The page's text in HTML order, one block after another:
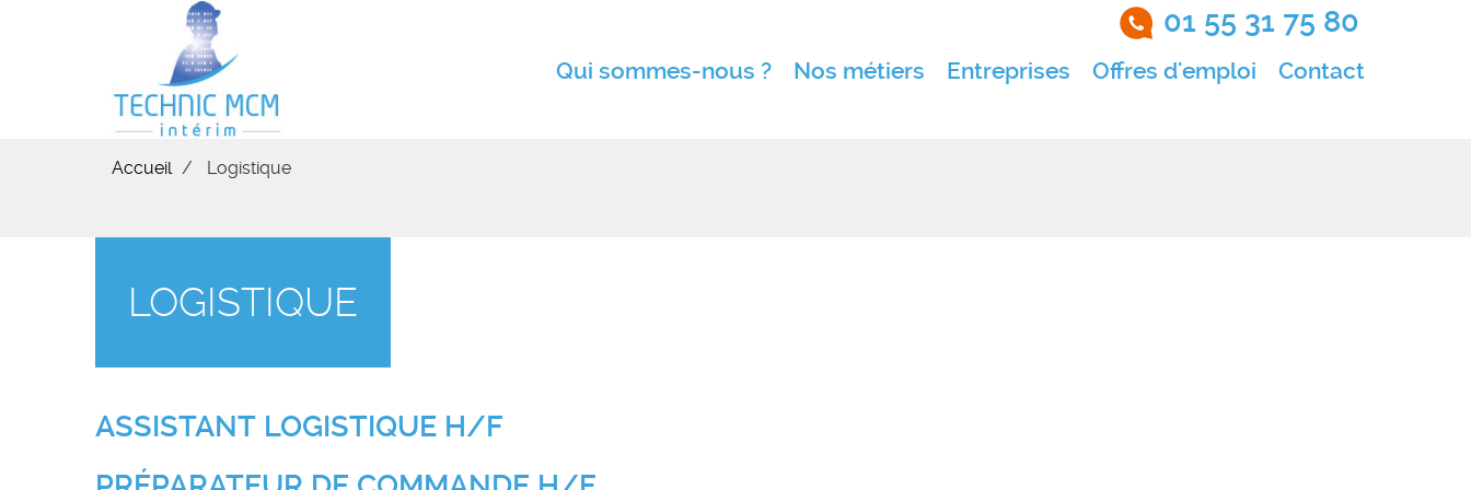
01 55 31 75 80
Qui sommes-nous ? Nos métiers Entreprises Offres d'emploi Contact
Accueil Logistique
LOGISTIQUE
ASSISTANT LOGISTIQUE H/F